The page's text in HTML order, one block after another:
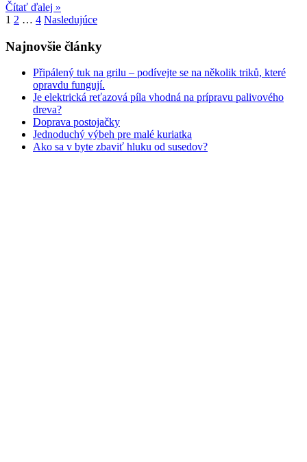
Čítať ďalej »
Navigácia
v
článkoch
1 2 … 4 Nasledujúce
Najnovšie články
Připálený tuk na grilu – podívejte se na několik triků, které
opravdu fungují.
Je elektrická reťazová píla vhodná na prípravu palivového
dreva?
Doprava postojačky
Jednoduchý výbeh pre malé kuriatka
Ako sa v byte zbaviť hluku od susedov?